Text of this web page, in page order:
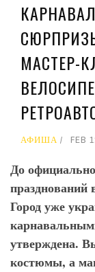
МАСТЕР-
АФИША FEB
До
празднований
Город уже
утверждена.
костюмы, а